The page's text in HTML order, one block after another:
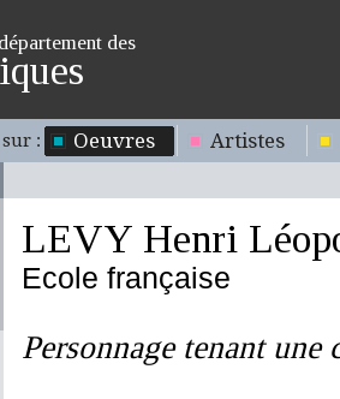
des
sur : Oeuvres Artistes
LEVY Henri
Ecole française
Personnage tenant une